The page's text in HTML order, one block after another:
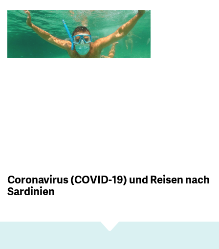
Coronavirus (COVID-19) und Reisen nach
Sardinien